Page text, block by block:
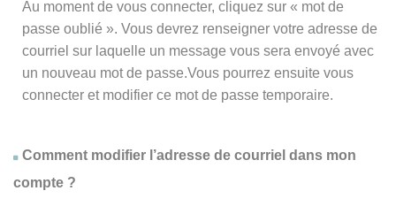
Au moment de vous connecter, cliquez sur « mot de
passe oublié ». Vous devrez renseigner votre adresse de
courriel sur laquelle un message vous sera envoyé avec
un nouveau mot de passe.Vous pourrez ensuite vous
connecter et modifier ce mot de passe temporaire.
Comment modifier l’adresse de courriel dans mon
compte ?